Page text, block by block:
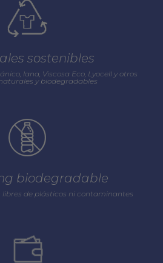
sostenibles
lana, Viscosa Eco, Lyocell y otros
y biodegradables
biodegradable
libres de plásticos ni contaminantes